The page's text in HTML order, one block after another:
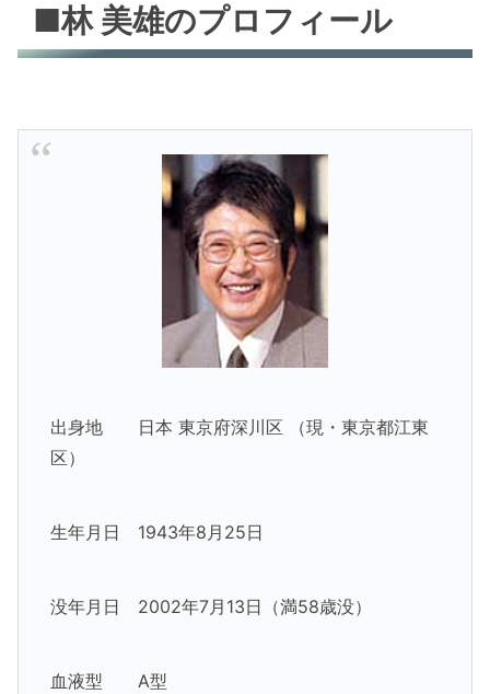
■林 美雄のプロフィール
出身地 日本 東京府深川区 （現・東京都江東
区）
生年月日 1943年8月25日
没年月日 2002年7月13日（満58歳没）
血液型 A型